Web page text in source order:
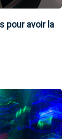
pour avoir la